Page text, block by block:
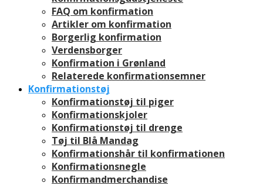
FAQ om konfirmation
Artikler om konfirmation
Borgerlig konfirmation
Verdensborger
Konfirmation i Grønland
Relaterede konfirmationsemner
Konfirmationstøj
Konfirmationstøj til piger
Konfirmationskjoler
Konfirmationstøj til drenge
Tøj til Blå Mandag
Konfirmationshår til konfirmationen
Konfirmationsnegle
Konfirmandmerchandise